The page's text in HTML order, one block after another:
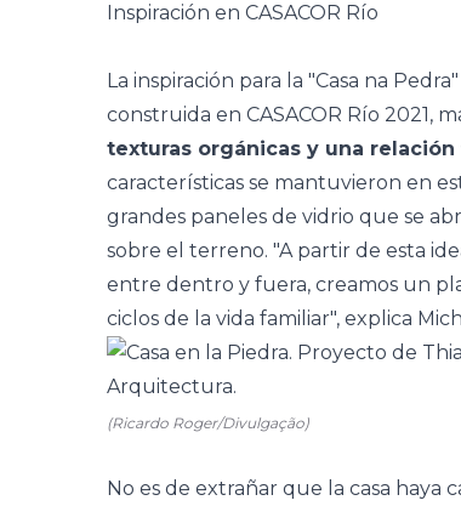
Inspiración en CASACOR Río
La inspiración para la "Casa na
construida en CASACOR Río 2021,
texturas orgánicas y una
características se mantuvieron en
grandes paneles de vidrio que se
sobre el terreno. "A partir de esta
entre dentro y fuera, creamos un
ciclos de la vida familiar", explica
(Ricardo Roger/Divulgação)
No es de extrañar que la casa haya